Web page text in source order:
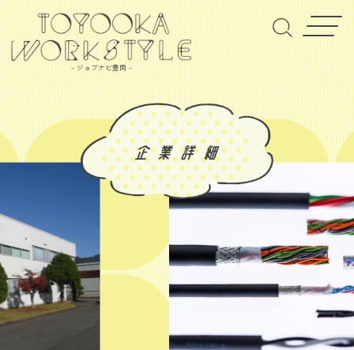
- ジョブナビ豊岡 -